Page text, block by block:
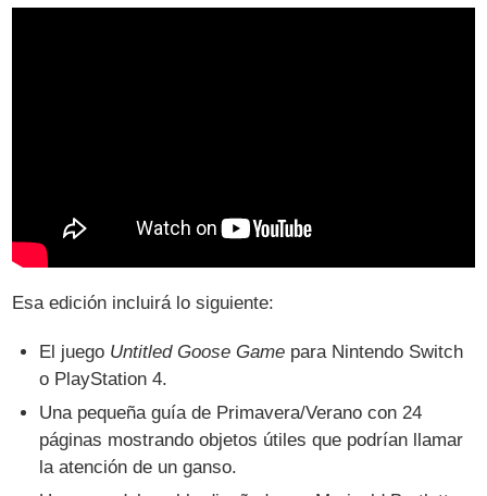
Esa edición incluirá lo siguiente:
El juego Untitled Goose Game para Nintendo Switch
o PlayStation 4.
Una pequeña guía de Primavera/Verano con 24
páginas mostrando objetos útiles que podrían llamar
la atención de un ganso.